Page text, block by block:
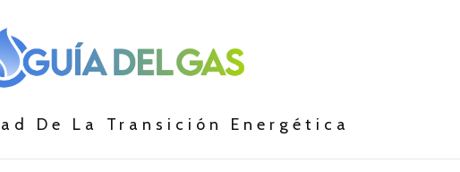
De La Transición Energética